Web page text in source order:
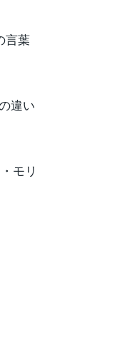
言葉
違い
モリ